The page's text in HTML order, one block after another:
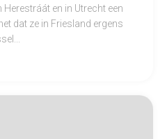
Herestráát en in Utrecht een
dat ze in Friesland ergens